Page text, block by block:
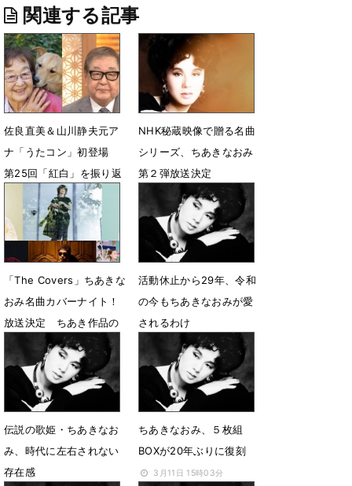
関連する記事
佐良直美＆山川静夫元ア
ナ「うたコン」初登場
第25回「紅白」を振り返
6月5日 22時11分
NHK秘蔵映像で贈る名曲
シリーズ、ちあきなおみ
第２弾放送決定
4月17日 07時00分
「The Covers」ちあきな
おみ名曲カバーナイト！
放送決定 ちあき作品の
魅力を深堀り
7月31日 18時31分
活動休止から29年、令和
の今もちあきなおみが愛
されるわけ
9月2日 12時00分
伝説の歌姫・ちあきなお
み、時代に左右されない
存在感
ちあきなおみ、５枚組
BOXが20年ぶりに復刻
3月11日 15時03分